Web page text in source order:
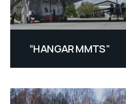
“HANGAR MMTS”